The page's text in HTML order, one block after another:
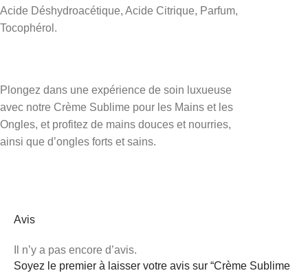
Acide Déshydroacétique, Acide Citrique, Parfum,
Tocophérol.
Plongez dans une expérience de soin luxueuse
avec notre Crème Sublime pour les Mains et les
Ongles, et profitez de mains douces et nourries,
ainsi que d’ongles forts et sains.
Avis
Il n’y a pas encore d’avis.
Soyez le premier à laisser votre avis sur “Crème Sublime